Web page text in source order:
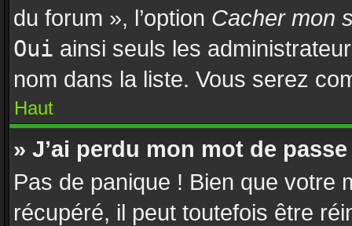
du forum », l’option Cacher mon
Oui ainsi seuls les
nom dans la liste. Vous serez
Haut
» J’ai perdu mon mot de
Pas de panique ! Bien que votre
récupéré, il peut toutefois être